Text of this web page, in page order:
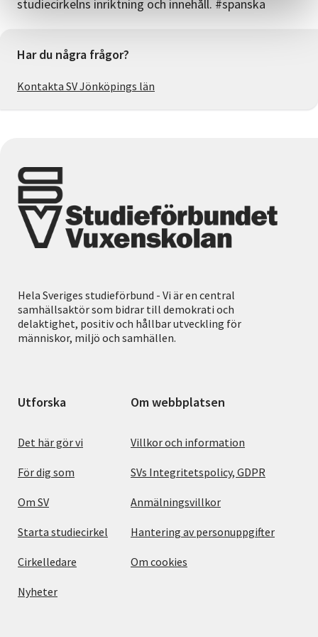
studiecirkelns inriktning och innehåll. #spanska
Har du några frågor?
Kontakta SV Jönköpings län
Hela Sveriges studieförbund - Vi är en central
samhällsaktör som bidrar till demokrati och
delaktighet, positiv och hållbar utveckling för
människor, miljö och samhällen.
Utforska
Det här gör vi
För dig som
Om SV
Starta studiecirkel
Cirkelledare
Nyheter
Om webbplatsen
Villkor och information
SVs Integritetspolicy, GDPR
Anmälningsvillkor
Hantering av personuppgifter
Om cookies